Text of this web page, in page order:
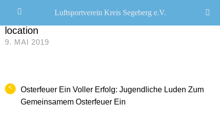
CHRISTOPH R. SCHWARZ
location
9. MAI 2019
<
Osterfeuer Ein Voller Erfolg: Jugendliche Luden Zum
Gemeinsamem Osterfeuer Ein
Luftsportverein Kreis Segeberg e.V.